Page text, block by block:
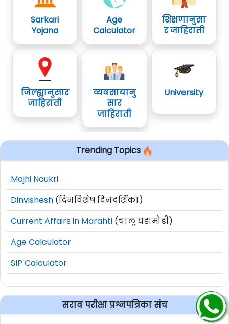
Sarkari
Yojana
Age
Calculator
शिक्षणानुसा
र जाहिराती
जिल्ह्यानुसार
जाहिराती
व्यवसायानु
सार
जाहिराती
University
Trending Topics
Majhi Naukri
Dinvishesh (दिनविशेष दिनदर्शिका)
Current Affairs in Marahti (चालू घडामोडी)
Age Calculator
SIP Calculator
सराव परीक्षा प्रश्नपत्रिका संच